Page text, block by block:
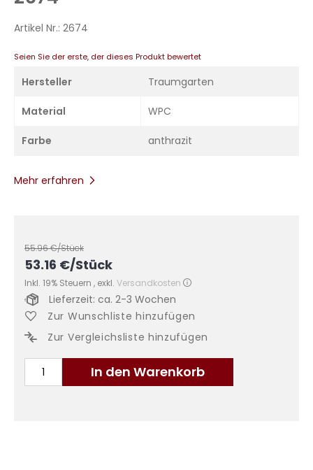
Artikel Nr.: 2674
Seien Sie der erste, der dieses Produkt bewertet
Hersteller Traumgarten
Material WPC
Farbe anthrazit
Mehr erfahren
55.96€/Stück
53.16 €/Stück
Inkl. 19% Steuern , exkl. Versandkosten
In den Warenkorb
Lieferzeit: ca. 2-3 Wochen
Zur Wunschliste hinzufügen
Zur Vergleichsliste hinzufügen